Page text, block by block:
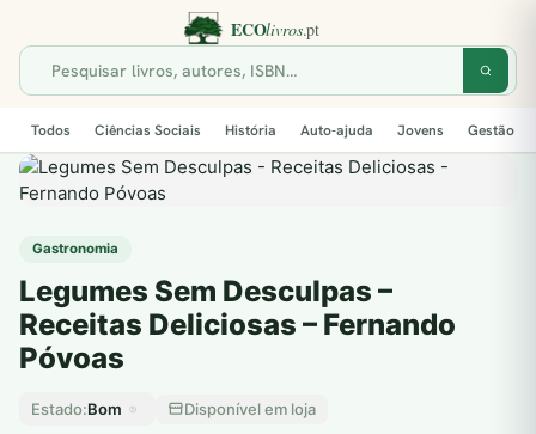
Todos Ciências Sociais História Auto-ajuda Jovens Gestão
Gastronomia
Legumes Sem Desculpas –
Receitas Deliciosas – Fernando
Póvoas
Estado:Bom Disponível em loja